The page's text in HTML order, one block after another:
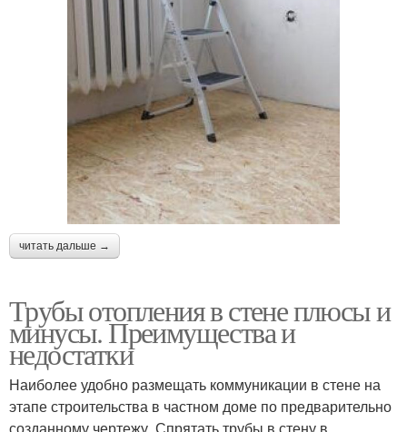
читать дальше →
Трубы отопления в стене плюсы и
минусы. Преимущества и
недостатки
Наиболее удобно размещать коммуникации в стене на
этапе строительства в частном доме по предварительно